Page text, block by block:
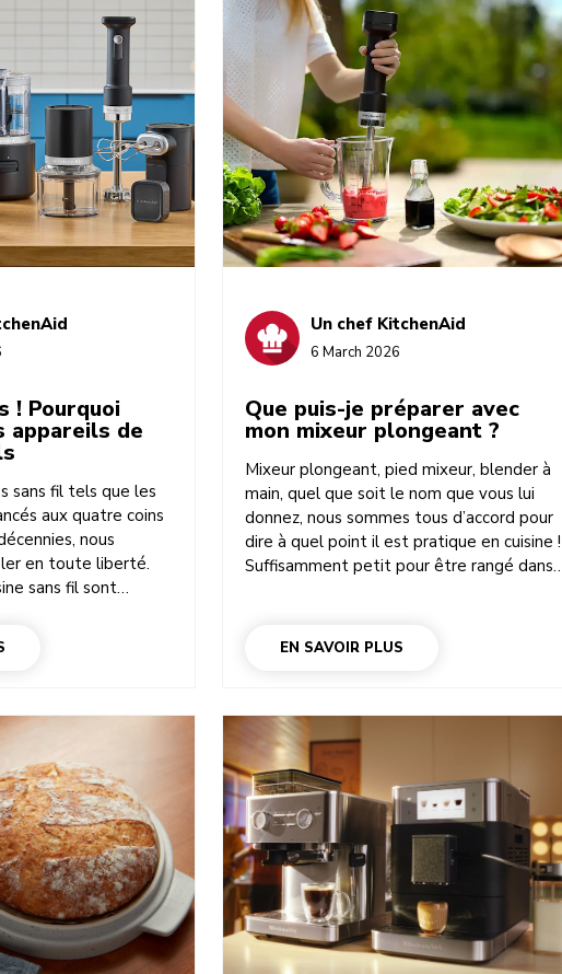
café du matin,
du dimanche,
pizza… Offrez à
qui correspond
personnalité, et ce
cadeau utile : ce sera
sentir comprise. Et
quelques-uns ici.
fixation. Plusieurs bols uniques sont aussi
disponibles. Transformez votre fidèle
robot pâtissier KitchenAid en hachoir à
viande, presse-pâtes, accessoire à farcir les
saucisses, machine à râper la glace,
tranche-légumes et bien plus encore.
Découvrons quelques-unes de ces
extensions populaires, pour des
possibilités infinies. Voici un aperçu de nos
ingénieuses extensions, qui vous
permettront de tout faire vous-même.
! Pourquoi
appareils de
sans fil tels que les
aux quatre coins
nous
en toute liberté.
sans fil sont
plus facile et plus
change la donne
sans fil élégant, le
le blender
et l’aspirateur à
à couper le cordon
Un chef KitchenAid
6 March 2026
Que puis-je préparer avec
mon mixeur plongeant ?
Mixeur plongeant, pied mixeur, blender à
main, quel que soit le nom que vous lui
donnez, nous sommes tous d’accord pour
dire à quel point il est pratique en cuisine !
Suffisamment petit pour être rangé dans
être sorti à tout moment. Si vous en
ce que l’on peut faire exactement avec un
mixeur plongeant. Regardons cela de plus
près et découvrons également de
superbes recettes.
EN SAVOIR PLUS